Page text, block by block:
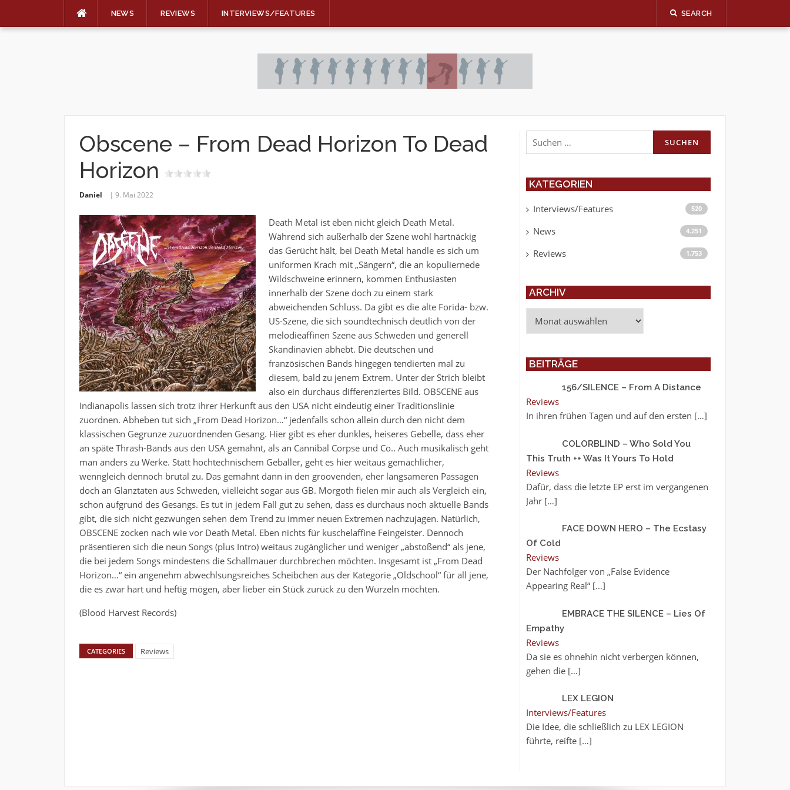
NEWS REVIEWS INTERVIEWS/FEATURES SEARCH
Obscene – From Dead Horizon To Dead
Horizon
Daniel 9. Mai 2022
Death Metal ist eben nicht gleich Death Metal.
Während sich außerhalb der Szene wohl hartnäckig
das Gerücht hält, bei Death Metal handle es sich um
uniformen Krach mit „Sängern“, die an kopuliernede
Wildschweine erinnern, kommen Enthusiasten
innerhalb der Szene doch zu einem stark
abweichenden Schluss. Da gibt es die alte Forida- bzw.
US-Szene, die sich soundtechnisch deutlich von der
melodieaffinen Szene aus Schweden und generell
Skandinavien abhebt. Die deutschen und
französischen Bands hingegen tendierten mal zu
diesem, bald zu jenem Extrem. Unter der Strich bleibt
also ein durchaus differenziertes Bild. OBSCENE aus
Indianapolis lassen sich trotz ihrer Herkunft aus den USA nicht eindeutig einer Traditionslinie
zuordnen. Abheben tut sich „From Dead Horizon…“ jedenfalls schon allein durch den nicht dem
klassischen Gegrunze zuzuordnenden Gesang. Hier gibt es eher dunkles, heiseres Gebelle, dass eher
an späte Thrash-Bands aus den USA gemahnt, als an Cannibal Corpse und Co.. Auch musikalisch geht
man anders zu Werke. Statt hochtechnischem Geballer, geht es hier weitaus gemächlicher,
wenngleich dennoch brutal zu. Das gemahnt dann in den groovenden, eher langsameren Passagen
doch an Glanztaten aus Schweden, vielleicht sogar aus GB. Morgoth fielen mir auch als Vergleich ein,
schon aufgrund des Gesangs. Es tut in jedem Fall gut zu sehen, dass es durchaus noch aktuelle Bands
gibt, die sich nicht gezwungen sehen dem Trend zu immer neuen Extremen nachzujagen. Natürlich,
OBSCENE zocken nach wie vor Death Metal. Eben nichts für kuschelaffine Feingeister. Dennoch
präsentieren sich die neun Songs (plus Intro) weitaus zugänglicher und weniger „abstoßend“ als jene,
die bei jedem Songs mindestens die Schallmauer durchbrechen möchten. Insgesamt ist „From Dead
Horizon…“ ein angenehm abwechlsungsreiches Scheibchen aus der Kategorie „Oldschool“ für all jene,
die es zwar hart und heftig mögen, aber lieber ein Stück zurück zu den Wurzeln möchten.
(Blood Harvest Records)
CATEGORIES Reviews
Suchen
nach:
KATEGORIEN
Interviews/Features 520
News 4.251
Reviews 1.753
ARCHIV
BEITRÄGE
156/SILENCE – From A Distance
Reviews
In ihren frühen Tagen und auf den ersten […]
COLORBLIND – Who Sold You
This Truth ++ Was It Yours To Hold
Reviews
Dafür, dass die letzte EP erst im vergangenen
Jahr […]
FACE DOWN HERO – The Ecstasy
Of Cold
Reviews
Der Nachfolger von „False Evidence
Appearing Real“ […]
EMBRACE THE SILENCE – Lies Of
Empathy
Reviews
Da sie es ohnehin nicht verbergen können,
gehen die […]
LEX LEGION
Interviews/Features
Die Idee, die schließlich zu LEX LEGION
führte, reifte […]